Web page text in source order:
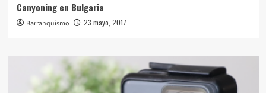
Canyoning en Bulgaria
Barranquismo 23 mayo, 2017